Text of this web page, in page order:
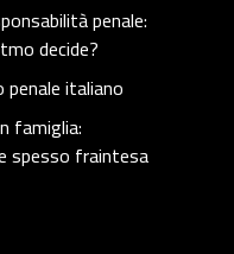
penale:
decide?
italiano
famiglia:
spesso fraintesa